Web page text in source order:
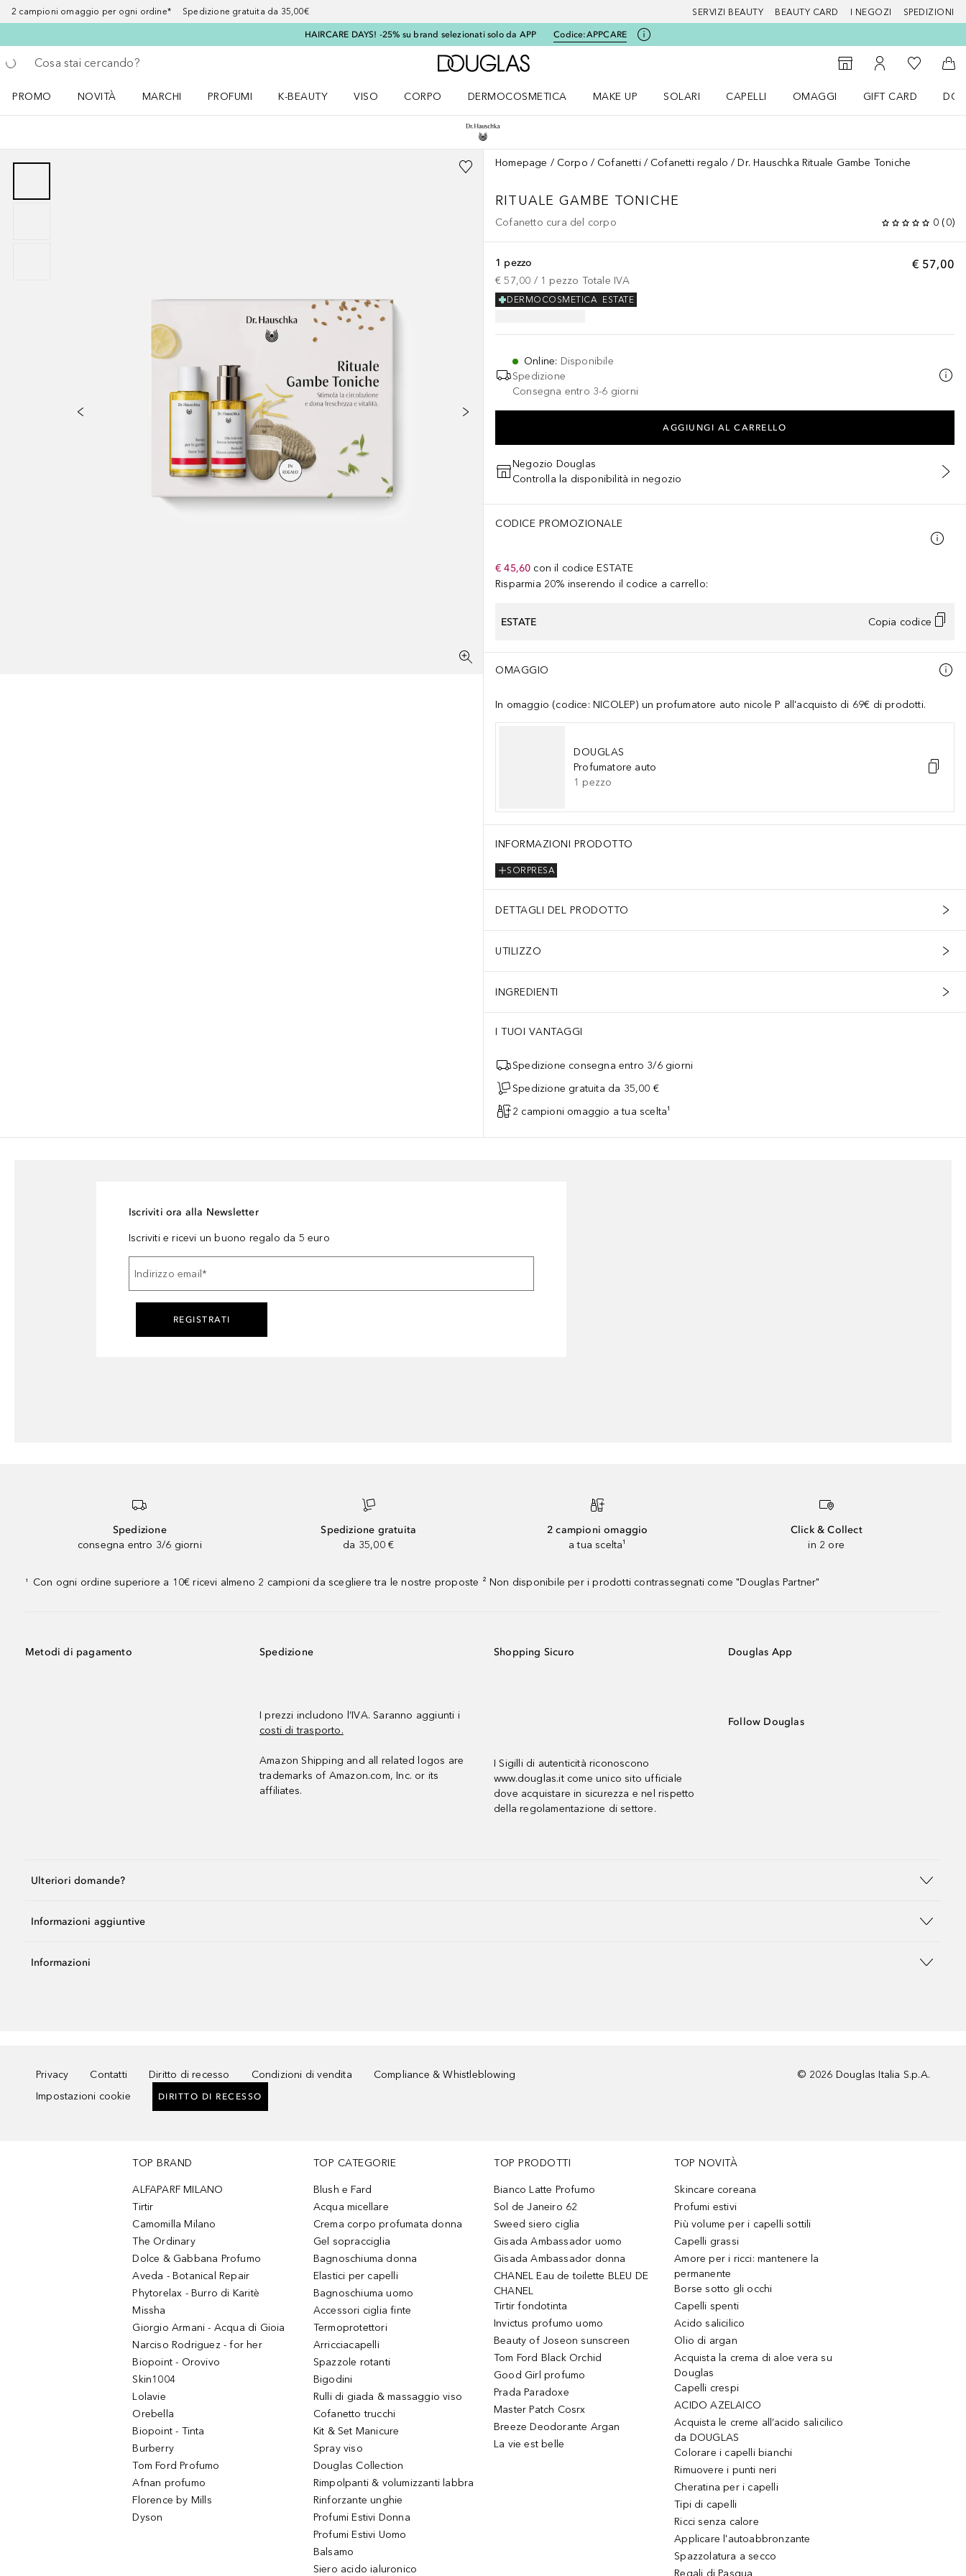
2 campioni omaggio per ogni ordine* Spedizione gratuita da 35,00€ SERVIZI BEAUTY BEAUTY CARD I NEGOZI SPEDIZIONI
HAIRCARE DAYS! -25% su brand selezionati solo da APP Codice:APPCARE
Torna indietro
Esegui ricerca
A Douglas Home
StorefinderAl Mio Account
Alla Mia
Al
PROMO
NOVITÀ
MARCHI
PROFUMI
K-BEAUTY
VISO
CORPO
DERMOCOSMETICA
MAKE UP
SOLARI
CAPELLI
OMAGGI
GIFT CARD
Homepage Corpo Cofanetti Cofanetti regalo Dr. Hauschka Rituale Gambe Toniche
RITUALE GAMBE TONICHE
Cofanetto cura del corpo 0 (0)
€ 57,00
1 pezzo
€ 57,00 / 1 pezzo Totale IVA
ESTATE
DERMOCOSMETICA
Online: Disponibile
Spedizione
Consegna entro 3-6 giorni
AGGIUNGI AL CARRELLO
Negozio Douglas
Controlla la disponibilità in negozio
CODICE PROMOZIONALE
€ 45,60 con il codice ESTATE
Risparmia 20% inserendo il codice a carrello:
ESTATE Copia codice
OMAGGIO
In omaggio (codice: NICOLEP) un profumatore auto nicole P all'acquisto di 69€ di prodotti.
DOUGLAS
Profumatore auto
1 pezzo
INFORMAZIONI PRODOTTO
SORPRESA
DETTAGLI DEL PRODOTTO
UTILIZZO
INGREDIENTI
I TUOI VANTAGGI
Spedizione consegna entro 3/6 giorni
Spedizione gratuita da 35,00 €
2 campioni omaggio a tua scelta¹
Iscriviti ora alla Newsletter
Iscriviti e ricevi un buono regalo da 5 euro
Indirizzo email *
REGISTRATI
Spedizione
consegna entro 3/6 giorni
Spedizione gratuita
da 35,00 €
2 campioni omaggio
a tua scelta¹
Click & Collect
in 2 ore
¹ Con ogni ordine superiore a 10€ ricevi almeno 2 campioni da scegliere tra le nostre proposte ² Non disponibile per i prodotti contrassegnati come "Douglas Partner"
Metodi di pagamento Spedizione
I prezzi includono l’IVA. Saranno aggiunti i
costi di trasporto.
Amazon Shipping and all related logos are
trademarks of Amazon.com, Inc. or its
affiliates.
Shopping Sicuro
I Sigilli di autenticità riconoscono
www.douglas.it come unico sito ufficiale
dove acquistare in sicurezza e nel rispetto
della regolamentazione di settore.
Douglas App
Follow Douglas
Ulteriori domande?
Informazioni aggiuntive
Informazioni
Privacy Contatti Diritto di recesso Condizioni di vendita
Compliance & Whistleblowing
Impostazioni cookie
DIRITTO DI RECESSO
© 2026 Douglas Italia S.p.A.
TOP BRAND
ALFAPARF MILANO
Tirtir
Camomilla Milano
The Ordinary
Dolce & Gabbana Profumo
Aveda - Botanical Repair
Phytorelax - Burro di Karitè
Missha
Giorgio Armani - Acqua di Gioia
Narciso Rodriguez - for her
Biopoint - Orovivo
Skin1004
Lolavie
Orebella
Biopoint - Tinta
Burberry
Tom Ford Profumo
Afnan profumo
Florence by Mills
Dyson
TOP CATEGORIE
Blush e Fard
Acqua micellare
Crema corpo profumata donna
Gel sopracciglia
Bagnoschiuma donna
Elastici per capelli
Bagnoschiuma uomo
Accessori ciglia finte
Termoprotettori
Arricciacapelli
Spazzole rotanti
Bigodini
Rulli di giada & massaggio viso
Cofanetto trucchi
Kit & Set Manicure
Spray viso
Douglas Collection
Rimpolpanti & volumizzanti labbra
Rinforzante unghie
Profumi Estivi Donna
Profumi Estivi Uomo
Balsamo
Siero acido ialuronico
TOP PRODOTTI
Bianco Latte Profumo
Sol de Janeiro 62
Sweed siero ciglia
Gisada Ambassador uomo
Gisada Ambassador donna
CHANEL Eau de toilette BLEU DE
CHANEL
Tirtir fondotinta
Invictus profumo uomo
Beauty of Joseon sunscreen
Tom Ford Black Orchid
Good Girl profumo
Prada Paradoxe
Master Patch Cosrx
Breeze Deodorante Argan
La vie est belle
TOP NOVITÀ
Skincare coreana
Profumi estivi
Più volume per i capelli sottili
Capelli grassi
Amore per i ricci: mantenere la
permanente
Borse sotto gli occhi
Capelli spenti
Acido salicilico
Olio di argan
Acquista la crema di aloe vera su
Douglas
Capelli crespi
ACIDO AZELAICO
Acquista le creme all’acido salicilico
da DOUGLAS
Colorare i capelli bianchi
Rimuovere i punti neri
Cheratina per i capelli
Tipi di capelli
Ricci senza calore
Applicare l'autoabbronzante
Spazzolatura a secco
Regali di Pasqua